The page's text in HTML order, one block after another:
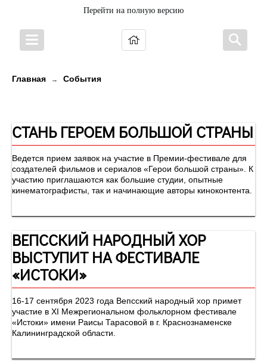
Перейти на полную версию
Главная → События
СТАНЬ ГЕРОЕМ БОЛЬШОЙ СТРАНЫ
Ведется прием заявок на участие в Премии-фестивале для
создателей фильмов и сериалов «Герои большой страны». К
участию приглашаются как большие студии, опытные
кинематографисты, так и начинающие авторы киноконтента.
ВЕПССКИЙ НАРОДНЫЙ ХОР
ВЫСТУПИТ НА ФЕСТИВАЛЕ
«ИСТОКИ»
16-17 сентября 2023 года Вепсский народный хор примет
участие в XI Межрегиональном фольклорном фестивале
«Истоки» имени Раисы Тарасовой в г. Краснознаменске
Калининградской области.